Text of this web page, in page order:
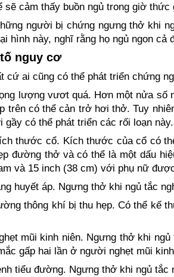
sẽ cảm thấy buồn ngủ trong giờ thức
người bị chứng ngưng thở khi
hình này, nghĩ rằng họ ngủ ngon cả
nguy cơ
cứ ai cũng có thể phát triển chứng
lượng vươt quá. Hơn một nửa số
trên có thể cản trở hơi thở. Tuy
gầy có thể phát triển các rối loạn này.
thước cổ. Kích thước của cổ có
đường thở và có thể là một dấu
và 15 inch (38 cm) với phụ nữ
huyết áp. Ngưng thở khi ngủ tắc
thông khí bị thu hẹp. Có thể kế
mũi kinh niên. Ngưng thở khi
gấp hai lần ở người nghẹt mũi
tiểu đường. Ngưng thở khi ngủ